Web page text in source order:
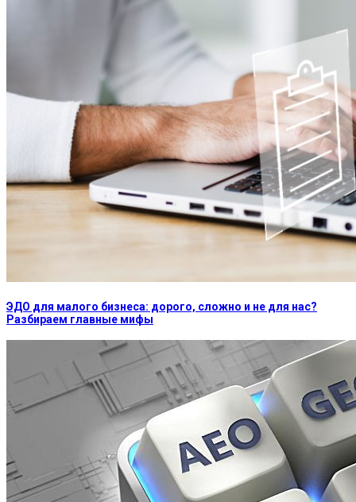
ЭДО для малого бизнеса: дорого, сложно и не для нас?
Разбираем главные мифы